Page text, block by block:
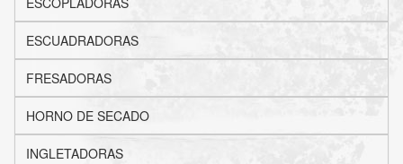
ESCUADRADORAS
FRESADORAS
HORNO DE SECADO
INGLETADORAS